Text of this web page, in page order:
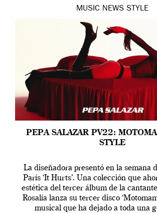
MUSIC NEWS STYLE
PEPA SALAZAR PV22:
STYLE
La diseñadora presentó en la semana
París ‘It Hurts’. Una colección que
estética del tercer álbum de la
Rosalía lanza su tercer disco
musical que ha dejado a toda una